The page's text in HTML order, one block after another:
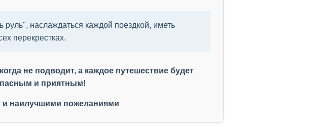
наслаждаться каждой поездкой, иметь
перекрестках.
не подводит, а каждое путешествие будет
и приятным!
и наилучшими пожеланиями